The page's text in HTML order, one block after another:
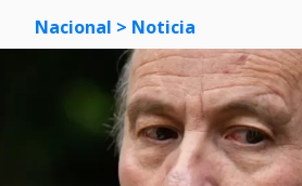
Nacional > Noticia